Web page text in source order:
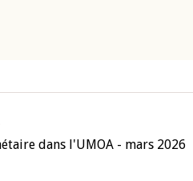
dans l'UMOA - mars 2026